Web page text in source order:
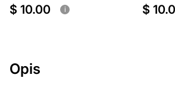
$ 10.00 i $
Opis